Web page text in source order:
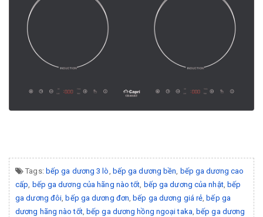
Tags: bếp ga dương 3 lò, bếp ga dương bền, bếp ga dương cao
cấp, bếp ga dương của hãng nào tốt, bếp ga dương của nhật, bếp
ga dương đôi, bếp ga dương đơn, bếp ga dương giá rẻ, bếp ga
dương hãng nào tốt, bếp ga dương hồng ngoại taka, bếp ga dương